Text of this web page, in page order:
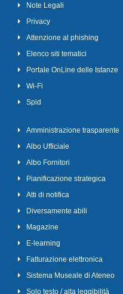
Note Legali
Privacy
Attenzione al phishing
Elenco siti tematici
Portale OnLine delle Istanze
Wi-Fi
Spid
Amministrazione trasparente
Albo Ufficiale
Albo Fornitori
Pianificazione strategica
Atti di notifica
Diversamente abili
Magazine
E-learning
Fatturazione elettronica
Sistema Museale di Ateneo
Solo testo / alta leggibilità